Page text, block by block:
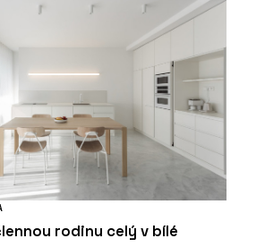
rodinu celý v bílé